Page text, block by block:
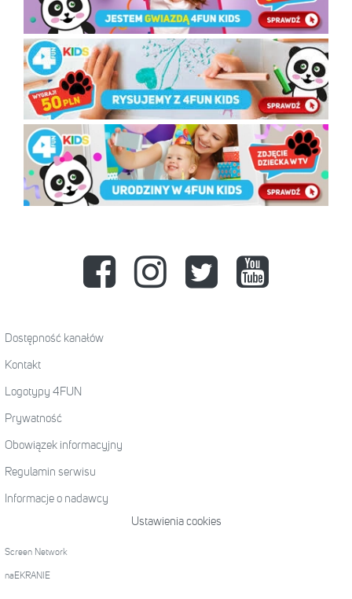
Dostępność kanałów
Kontakt
Logotypy 4FUN
Prywatność
Obowiązek informacyjny
Regulamin serwisu
Informacje o nadawcy
Ustawienia cookies
Screen Network
naEKRANIE